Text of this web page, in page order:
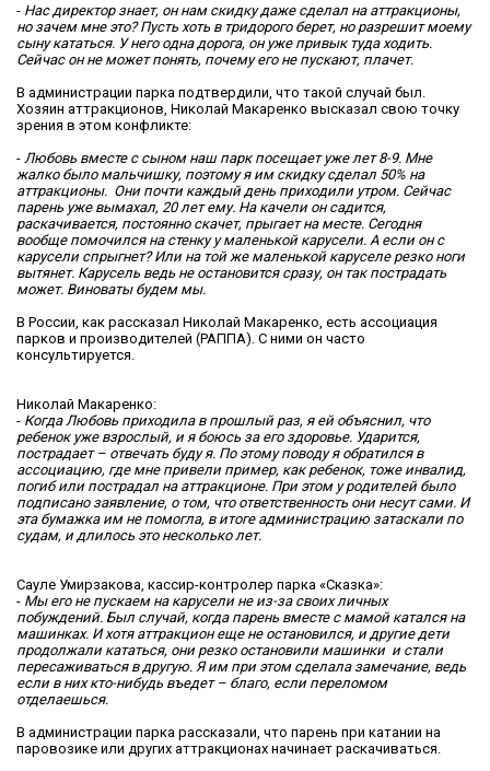
- Нас директор знает, он нам скидку даже сделал на аттракционы,
но зачем мне это? Пусть хоть в тридорого берет, но разрешит моему
сыну кататься. У него одна дорога, он уже привык туда ходить.
Сейчас он не может понять, почему его не пускают, плачет.
В администрации парка подтвердили, что такой случай был.
Хозяин аттракционов, Николай Макаренко высказал свою точку
зрения в этом конфликте:
- Любовь вместе с сыном наш парк посещает уже лет 8-9. Мне
жалко было мальчишку, поэтому я им скидку сделал 50% на
аттракционы. Они почти каждый день приходили утром. Сейчас
парень уже вымахал, 20 лет ему. На качели он садится,
раскачивается, постоянно скачет, прыгает на месте. Сегодня
вообще помочился на стенку у маленькой карусели. А если он с
карусели спрыгнет? Или на той же маленькой каруселе резко ноги
вытянет. Карусель ведь не остановится сразу, он так пострадать
может. Виноваты будем мы.
В России, как рассказал Николай Макаренко, есть ассоциация
парков и производителей (РАППА). С ними он часто
консультируется.
Николай Макаренко:
- Когда Любовь приходила в прошлый раз, я ей объяснил, что
ребенок уже взрослый, и я боюсь за его здоровье. Ударится,
пострадает – отвечать буду я. По этому поводу я обратился в
ассоциацию, где мне привели пример, как ребенок, тоже инвалид,
погиб или пострадал на аттракционе. При этом у родителей было
подписано заявление, о том, что ответственность они несут сами. И
эта бумажка им не помогла, в итоге администрацию затаскали по
судам, и длилось это несколько лет.
Сауле Умирзакова, кассир-контролер парка «Сказка»:
- Мы его не пускаем на карусели не из-за своих личных
побуждений. Был случай, когда парень вместе с мамой катался на
машинках. И хотя аттракцион еще не остановился, и другие дети
продолжали кататься, они резко остановили машинки и стали
пересаживаться в другую. Я им при этом сделала замечание, ведь
если в них кто-нибудь въедет – благо, если переломом
отделаешься.
В администрации парка рассказали, что парень при катании на
паровозике или других аттракционах начинает раскачиваться.